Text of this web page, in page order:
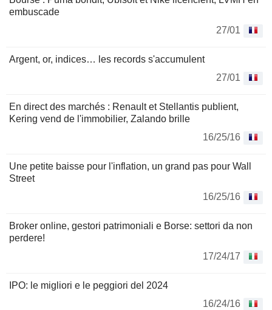
embuscade
27/01
Argent, or, indices… les records s'accumulent
27/01
En direct des marchés : Renault et Stellantis publient,
Kering vend de l'immobilier, Zalando brille
16/25/16
Une petite baisse pour l'inflation, un grand pas pour Wall
Street
16/25/16
Broker online, gestori patrimoniali e Borse: settori da non
perdere!
17/24/17
IPO: le migliori e le peggiori del 2024
16/24/16